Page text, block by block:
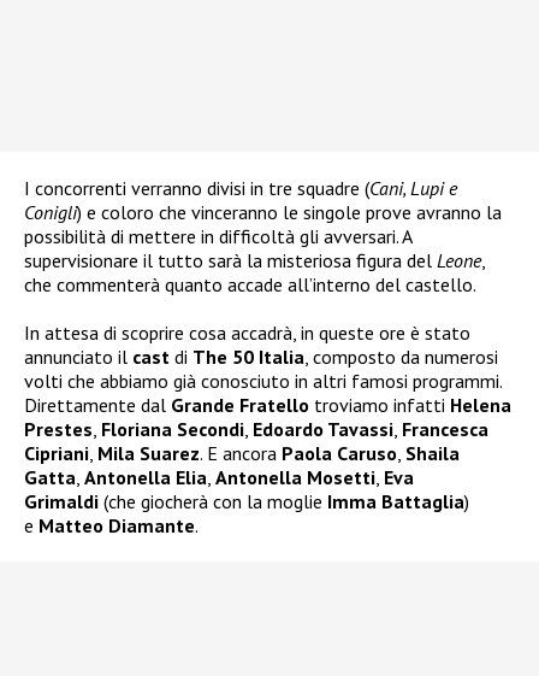
I concorrenti verranno divisi in tre squadre (Cani, Lupi e
Conigli) e coloro che vinceranno le singole prove avranno la
possibilità di mettere in difficoltà gli avversari. A
supervisionare il tutto sarà la misteriosa figura del Leone,
che commenterà quanto accade all’interno del castello.
In attesa di scoprire cosa accadrà, in queste ore è stato
annunciato il cast di The 50 Italia, composto da numerosi
volti che abbiamo già conosciuto in altri famosi programmi.
Direttamente dal Grande Fratello troviamo infatti Helena
Prestes, Floriana Secondi, Edoardo Tavassi, Francesca
Cipriani, Mila Suarez. E ancora Paola Caruso, Shaila
Gatta, Antonella Elia, Antonella Mosetti, Eva
Grimaldi (che giocherà con la moglie Imma Battaglia)
e Matteo Diamante.